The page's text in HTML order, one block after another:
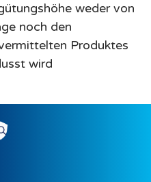
weder von
noch den
Produktes
wird